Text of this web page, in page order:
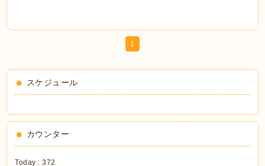
1
スケジュール
カウンター
Today :372